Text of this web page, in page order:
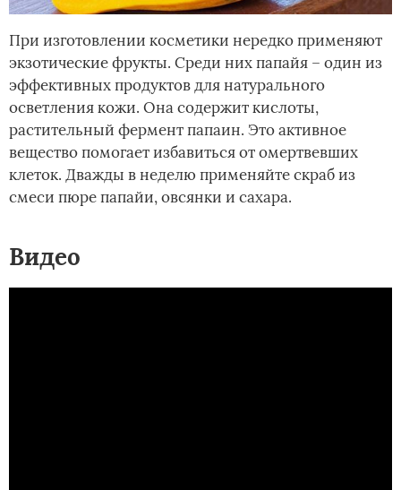
При изготовлении косметики нередко применяют
экзотические фрукты. Среди них папайя – один из
эффективных продуктов для натурального
осветления кожи. Она содержит кислоты,
растительный фермент папаин. Это активное
вещество помогает избавиться от омертвевших
клеток. Дважды в неделю применяйте скраб из
смеси пюре папайи, овсянки и сахара.
Видео